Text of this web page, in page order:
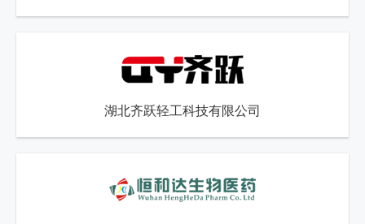
湖北齐跃轻工科技有限公司